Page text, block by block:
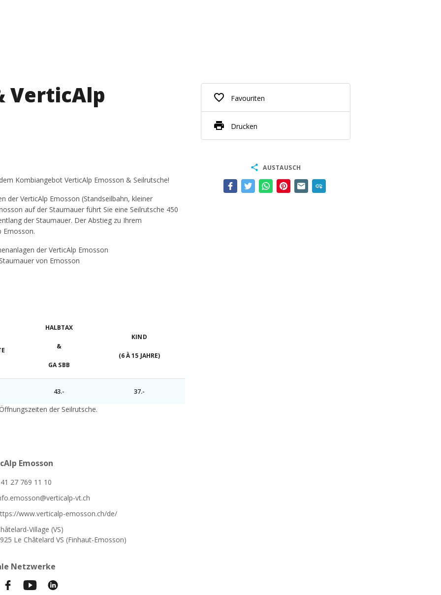
VerticAlp
Kombiangebot VerticAlp Emosson & Seilrutsche!
der VerticAlp Emosson (Standseilbahn, kleiner
auf der Staumauer führt Sie eine Seilrutsche 450
der Staumauer. Der Abstieg zu Ihrem
Emosson.
der VerticAlp Emosson
von Emosson
HALBTAX
&
GA SBB
KIND
(6 À 15 JAHRE)
43.- 37.-
der Seilrutsche.
Emosson
27 769 11 10
vt.ch
www.verticalp-emosson.ch/de/
Village (VS)
Le Châtelard VS (Finhaut-Emosson)
Netzwerke
favorite_border Favouriten
print Drucken
share AUSTAUSCH
add_link